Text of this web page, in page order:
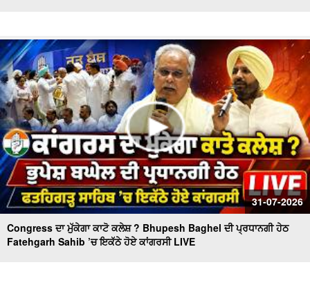
31-07-2026
Congress ਦਾ ਮੁੱਕੇਗਾ ਕਾਟੋ ਕਲੇਸ਼ ? Bhupesh Baghel ਦੀ ਪ੍ਰਧਾਨਗੀ ਹੇਠ
Fatehgarh Sahib ’ਚ ਇਕੱਠੇ ਹੋਏ ਕਾਂਗਰਸੀ LIVE